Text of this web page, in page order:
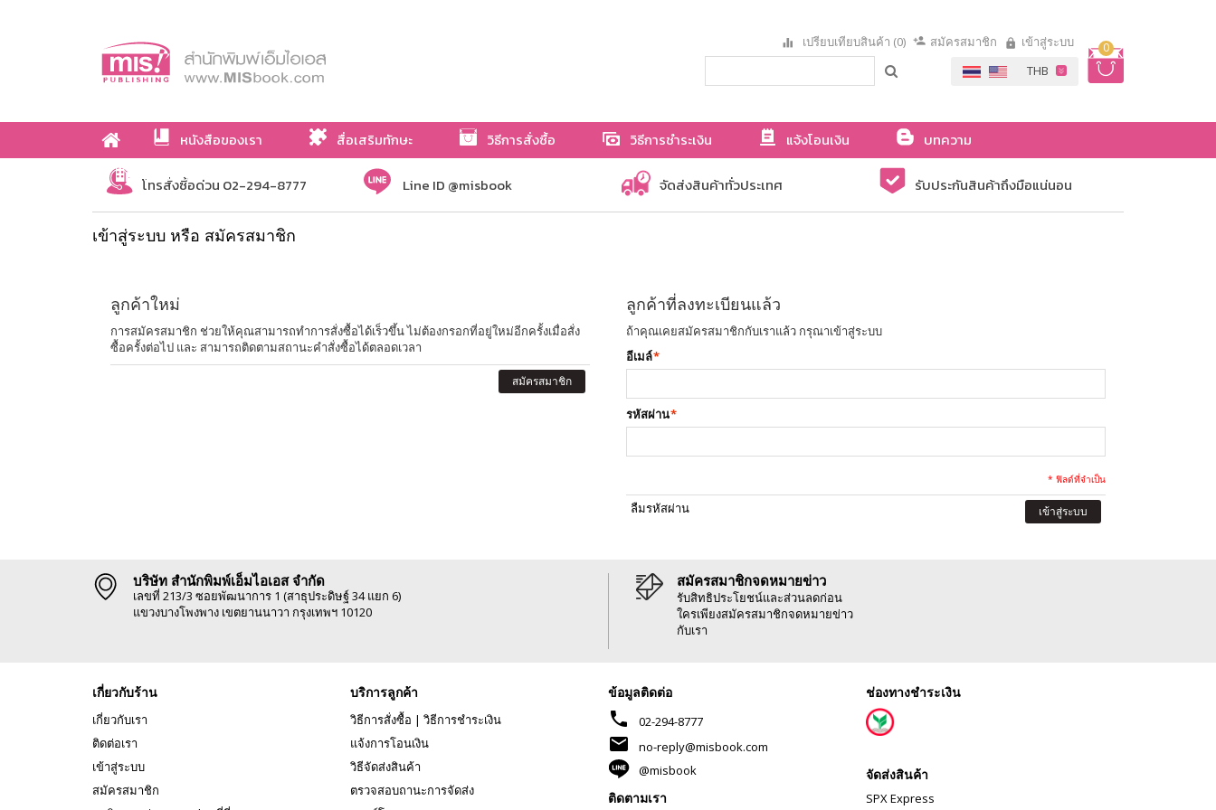
0
เปรียบเทียบสินค้า (0) สมัครสมาชิก เข้าสู่ระบบ
หนังสือของเรา สื่อเสริมทักษะ วิธีการสั่งซื้อ วิธีการชำระเงิน แจ้งโอนเงิน
บทความ
เกี่ยวกับเรา
โทรสั่งซื้อด่วน 02-294-8777 Line ID @misbook จัดส่งสินค้าทั่วประเทศ รับประกันสินค้าถึงมือแน่นอน
เข้าสู่ระบบ หรือ สมัครสมาชิก
ลูกค้าใหม่
การสมัครสมาชิก ช่วยให้คุณสามารถทำการสั่งซื้อได้เร็วขึ้น ไม่ต้องกรอกที่อยู่ใหม่อีกครั้งเมื่อสั่ง
ซื้อครั้งต่อไป และ สามารถติดตามสถานะคำสั่งซื้อได้ตลอดเวลา
สมัครสมาชิก
ลูกค้าที่ลงทะเบียนแล้ว
ถ้าคุณเคยสมัครสมาชิกกับเราแล้ว กรุณาเข้าสู่ระบบ
*
อีเมล์
*
รหัสผ่าน
* ฟิลด์ที่จำเป็น
ลืมรหัสผ่าน เข้าสู่ระบบ
บริษัท สำนักพิมพ์เอ็มไอเอส จำกัด
เลขที่ 213/3 ซอยพัฒนาการ 1 (สาธุประดิษฐ์ 34 แยก 6)
แขวงบางโพงพาง เขตยานนาวา กรุงเทพฯ 10120
สมัครสมาชิกจดหมายข่าว
รับสิทธิประโยชน์และส่วนลดก่อน
ใครเพียงสมัครสมาชิกจดหมายข่าว
กับเรา
เกี่ยวกับร้าน
เกี่ยวกับเรา
ติดต่อเรา
เข้าสู่ระบบ
สมัครสมาชิก
บริการลูกค้า
วิธีการสั่งซื้อ | วิธีการชำระเงิน
แจ้งการโอนเงิน
วิธีจัดส่งสินค้า
ตรวจสอบถานะการจัดส่ง
ข้อมูลติดต่อ
phone 02-294-8777
mail
no-reply@misbook.com
@misbook
ติดตามเรา
ช่องทางชำระเงิน
จัดส่งสินค้า
SPX Express